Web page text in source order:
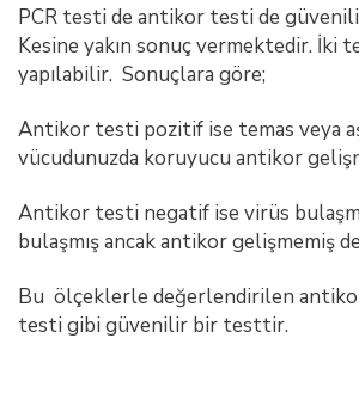
PCR testi de antikor testi de
Kesine yakın sonuç vermektedir. İki
yapılabilir. Sonuçlara göre;
Antikor testi pozitif ise temas veya
vücudunuzda koruyucu antikor
Antikor testi negatif ise virüs
bulaşmış ancak antikor gelişmemiş
Bu ölçeklerle değerlendirilen
testi gibi güvenilir bir testtir.